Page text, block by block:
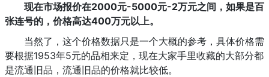
现在市场报价在2000元-5000元-2万元之间，如果是百
张连号的，价格高达400万元以上。
当然了，这个价格数据只是一个大概的参考，具体价格需
要根据1953年5元的品相来定，现在大家手里收藏的大部分都
是流通旧品，流通旧品的价格就比较低。